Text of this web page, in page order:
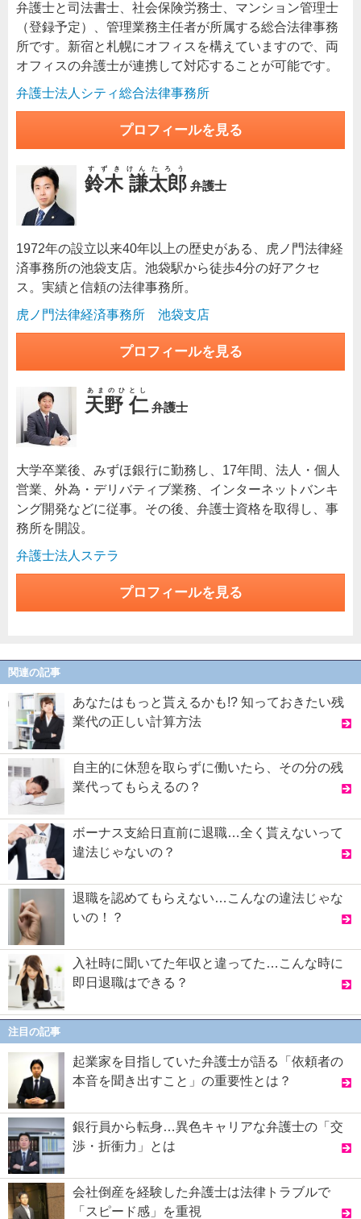
弁護士と司法書士、社会保険労務士、マンション管理士
（登録予定）、管理業務主任者が所属する総合法律事務
所です。新宿と札幌にオフィスを構えていますので、両
オフィスの弁護士が連携して対応することが可能です。
弁護士法人シティ総合法律事務所
プロフィールを見る
鈴木 謙太郎
すずきけんたろう
弁護士
1972年の設立以来40年以上の歴史がある、虎ノ門法律経
済事務所の池袋支店。池袋駅から徒歩4分の好アクセ
ス。実績と信頼の法律事務所。
虎ノ門法律経済事務所 池袋支店
プロフィールを見る
天野 仁
あまのひとし
弁護士
大学卒業後、みずほ銀行に勤務し、17年間、法人・個人
営業、外為・デリバティブ業務、インターネットバンキ
ング開発などに従事。その後、弁護士資格を取得し、事
務所を開設。
弁護士法人ステラ
プロフィールを見る
関連の記事
あなたはもっと貰えるかも!? 知っておきたい残
業代の正しい計算方法
自主的に休憩を取らずに働いたら、その分の残
業代ってもらえるの？
ボーナス支給日直前に退職…全く貰えないって
違法じゃないの？
退職を認めてもらえない…こんなの違法じゃな
いの！？
入社時に聞いてた年収と違ってた…こんな時に
即日退職はできる？
注目の記事
起業家を目指していた弁護士が語る「依頼者の
本音を聞き出すこと」の重要性とは？
銀行員から転身…異色キャリアな弁護士の「交
渉・折衝力」とは
会社倒産を経験した弁護士は法律トラブルで
「スピード感」を重視